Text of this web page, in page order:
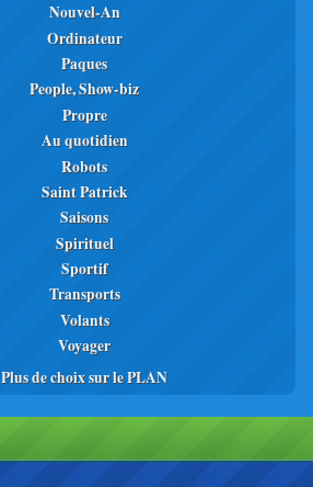
Nouvel-An
Ordinateur
Paques
People, Show-biz
Propre
Au quotidien
Robots
Saint Patrick
Saisons
Spirituel
Sportif
Transports
Volants
Voyager
Plus de choix sur le PLAN